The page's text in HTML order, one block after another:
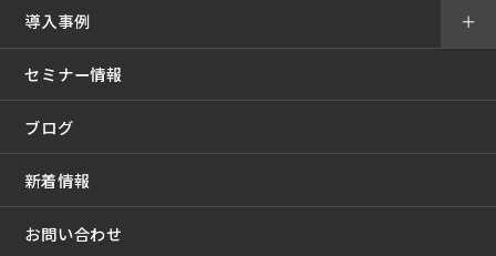
導入事例
セミナー情報
＋
ブログ
新着情報
お問い合わせ